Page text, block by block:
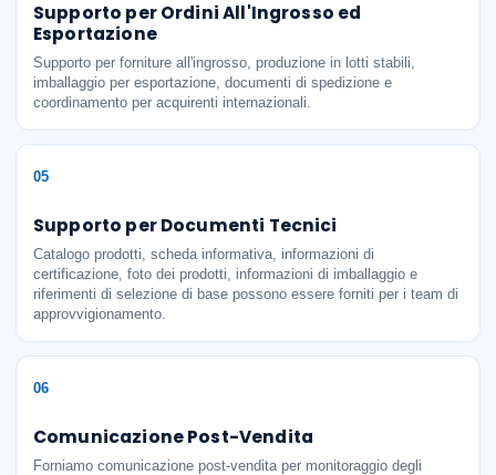
Supporto per Ordini All'Ingrosso ed
Esportazione
Supporto per forniture all'ingrosso, produzione in lotti stabili,
imballaggio per esportazione, documenti di spedizione e
coordinamento per acquirenti internazionali.
05
Supporto per Documenti Tecnici
Catalogo prodotti, scheda informativa, informazioni di
certificazione, foto dei prodotti, informazioni di imballaggio e
riferimenti di selezione di base possono essere forniti per i team di
approvvigionamento.
06
Comunicazione Post-Vendita
Forniamo comunicazione post-vendita per monitoraggio degli